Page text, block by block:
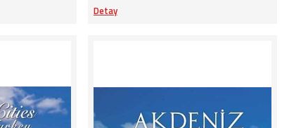
Detay